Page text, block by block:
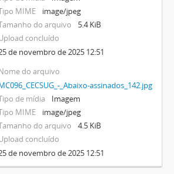
MIME
image/jpeg
do arquivo
5.4 KiB
concluído
de novembro de 2025 12:51
do arquivo
_Abaixo-assinados_142.jpg
de mídia
Imagem
MIME
image/jpeg
do arquivo
4.5 KiB
concluído
de novembro de 2025 12:51